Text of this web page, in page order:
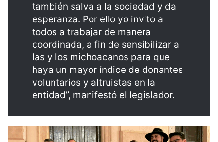
también salva a la sociedad y da
esperanza. Por ello yo invito a
todos a trabajar de manera
coordinada, a fin de sensibilizar a
las y los michoacanos para que
haya un mayor índice de donantes
voluntarios y altruistas en la
entidad”, manifestó el legislador.